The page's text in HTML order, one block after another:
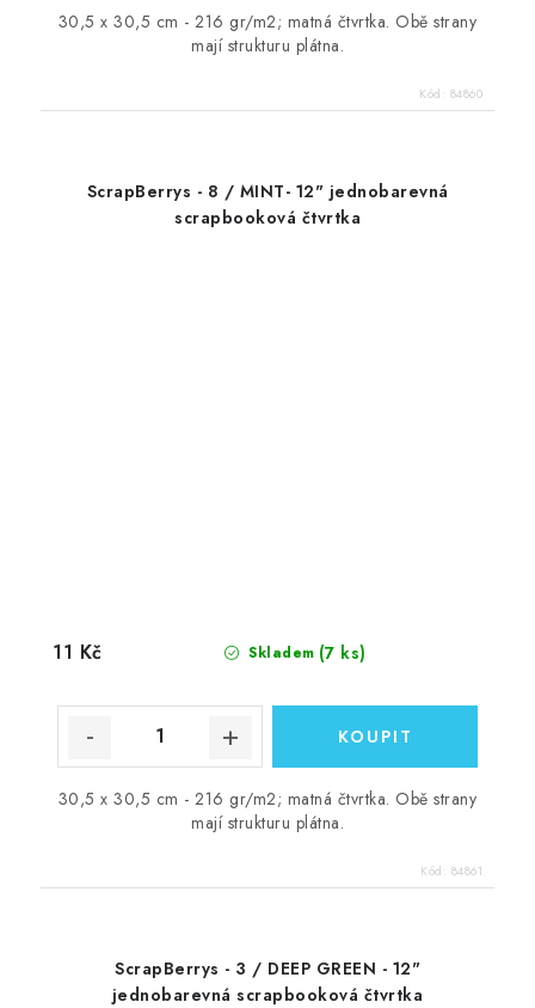
30,5 x 30,5 cm - 216 gr/m2; matná čtvrtka. Obě strany
mají strukturu plátna.
Kód: 84860
ScrapBerrys - 8 / MINT- 12" jednobarevná
scrapbooková čtvrtka
Skladem (7 ks)
11 Kč
30,5 x 30,5 cm - 216 gr/m2; matná čtvrtka. Obě strany
mají strukturu plátna.
Kód: 84861
ScrapBerrys - 3 / DEEP GREEN - 12"
jednobarevná scrapbooková čtvrtka